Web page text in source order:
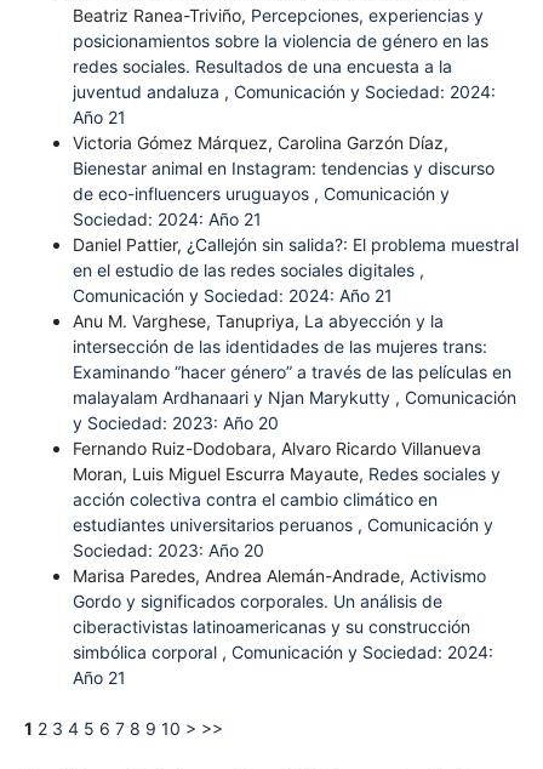
Beatriz Ranea-Triviño, Percepciones, experiencias y
posicionamientos sobre la violencia de género en las
redes sociales. Resultados de una encuesta a la
juventud andaluza , Comunicación y Sociedad: 2024:
Año 21
Victoria Gómez Márquez, Carolina Garzón Díaz,
Bienestar animal en Instagram: tendencias y discurso
de eco-influencers uruguayos , Comunicación y
Sociedad: 2024: Año 21
Daniel Pattier, ¿Callejón sin salida?: El problema muestral
en el estudio de las redes sociales digitales ,
Comunicación y Sociedad: 2024: Año 21
Anu M. Varghese, Tanupriya, La abyección y la
intersección de las identidades de las mujeres trans:
Examinando “hacer género” a través de las películas en
malayalam Ardhanaari y Njan Marykutty , Comunicación
y Sociedad: 2023: Año 20
Fernando Ruiz-Dodobara, Alvaro Ricardo Villanueva
Moran, Luis Miguel Escurra Mayaute, Redes sociales y
acción colectiva contra el cambio climático en
estudiantes universitarios peruanos , Comunicación y
Sociedad: 2023: Año 20
Marisa Paredes, Andrea Alemán-Andrade, Activismo
Gordo y significados corporales. Un análisis de
ciberactivistas latinoamericanas y su construcción
simbólica corporal , Comunicación y Sociedad: 2024:
Año 21
1 2 3 4 5 6 7 8 9 10 > >>